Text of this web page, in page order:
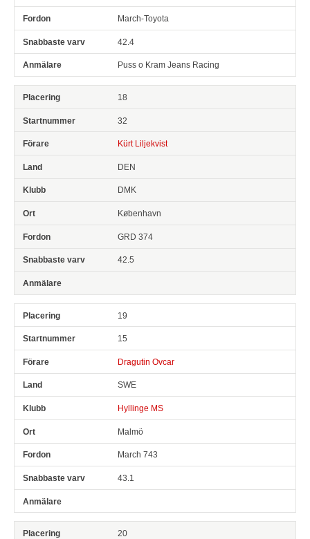
March-Toyota
42.4
Puss o Kram Jeans Racing
18
32
Kürt Liljekvist
DEN
DMK
København
GRD 374
42.5
19
15
Dragutin Ovcar
SWE
Hyllinge MS
Malmö
March 743
43.1
20